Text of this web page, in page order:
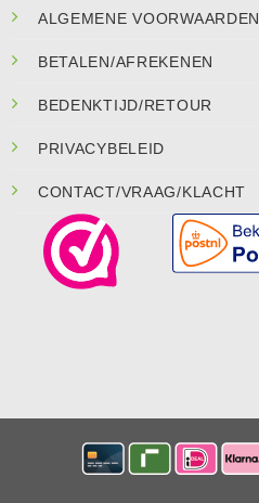
ALGEMENE VOORWAARDEN
BETALEN/AFREKENEN
BEDENKTIJD/RETOUR
PRIVACYBELEID
CONTACT/VRAAG/KLACHT